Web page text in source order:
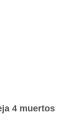
4 muertos